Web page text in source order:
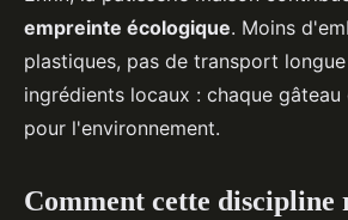
empreinte écologique. Moins
plastiques, pas de transport
ingrédients locaux : chaque
pour l'environnement.
Comment cette discipline